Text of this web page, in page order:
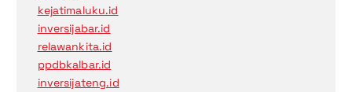
kejatimaluku.id
inversijabar.id
relawankita.id
ppdbkalbar.id
inversijateng.id